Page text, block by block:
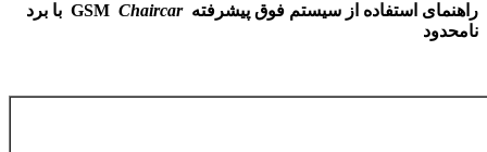
راهنمای استفاده از سیستم فوق پیشرفته GSM
Chaircar
با برد
نامحدود